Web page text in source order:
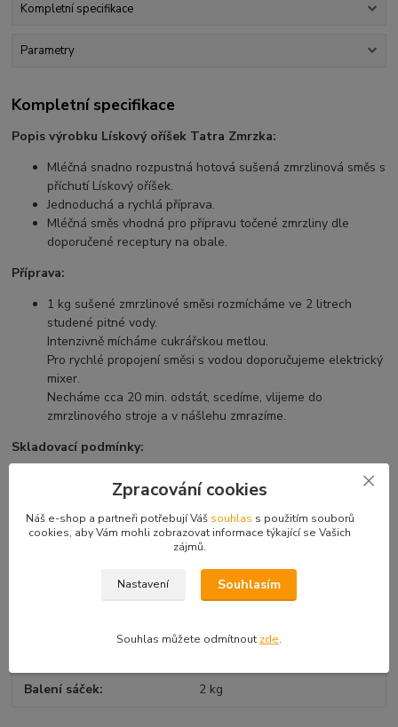
Kompletní specifikace
Parametry
Kompletní specifikace
Popis výrobku Lískový oříšek Tatra Zmrzka:
Mléčná snadno rozpustná hotová sušená zmrzlinová směs s
příchutí Lískový oříšek.
Jednoduchá a rychlá příprava.
Mléčná směs vhodná pro přípravu točené zmrzliny dle
doporučené receptury na obale.
Příprava:
1 kg sušené zmrzlinové směsi rozmícháme ve 2 litrech
studené pitné vody.
Intenzivně mícháme cukrářskou metlou.
Pro rychlé propojení směsi s vodou doporučujeme elektrický
mixer.
Necháme cca 20 min. odstát, scedíme, vlijeme do
zmrzlinového stroje a v nášlehu zmrazíme.
Skladovací podmínky:
V suchém stavu možné skladovat při pokojové teplotě do
Po otevření obalu a nevyužití celého jeho obsahu je potřeba
obal pečlivě uzavřít a následně spotřebovat co nejdříve.
Balení sáček 2 kg
Zpracování cookies
Náš e-shop a partneři potřebují Váš souhlas s použitím souborů
cookies, aby Vám mohli zobrazovat informace týkající se Vašich
zájmů.
Nastavení Souhlasím
Souhlas můžete odmítnout zde.